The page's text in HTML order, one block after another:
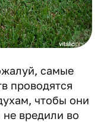
самые
проводятся
чтобы они
вредили во